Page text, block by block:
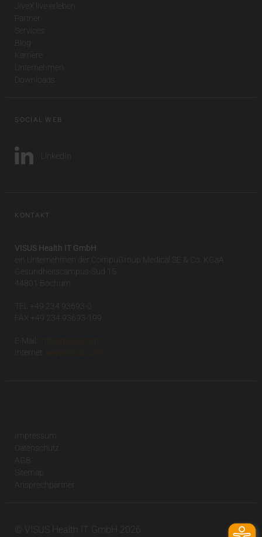
JiveX live erleben
Partner
Services
Blog
Karriere
Unternehmen
Downloads
SOCIAL WEB
LinkedIn
KONTAKT
VISUS Health IT GmbH
ein Unternehmen der CompuGroup Medical SE & Co. KGaA
Gesundheitscampus-Süd 15
44801 Bochum
TEL +49 234 93693-0
FAX +49 234 93693-199
E-Mail:
info(at)visus.com
Internet:
www.visus.com
Impressum
Datenschutz
AGB
Sitemap
Ansprechpartner
© VISUS Health IT GmbH 2026